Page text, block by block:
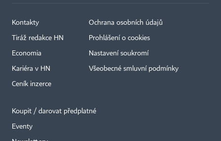
Kontakty
Tiráž redakce HN
Economia
Kariéra v HN
Ceník inzerce
Ochrana osobních údajů
Prohlášení o cookies
Nastavení soukromí
Všeobecné smluvní podmínky
Koupit / darovat předplatné
Eventy